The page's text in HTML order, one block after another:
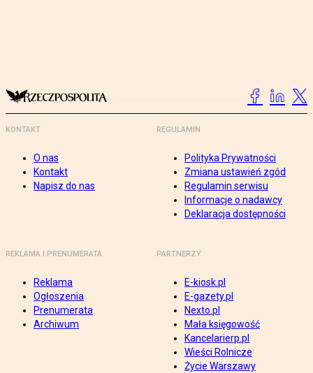
KONTAKT
O nas
Kontakt
Napisz do nas
REGULAMIN
Polityka Prywatności
Zmiana ustawień zgód
Regulamin serwisu
Informacje o nadawcy
Deklaracja dostępności
REKLAMA I PRENUMERATA
Reklama
Ogłoszenia
Prenumerata
Archiwum
PARTNERZY
E-kiosk.pl
E-gazety.pl
Nexto.pl
Mała księgowość
Kancelarierp.pl
Wieści Rolnicze
Życie Warszawy